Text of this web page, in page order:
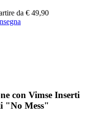
da € 49,90
con Vimse Inserti
"No Mess"